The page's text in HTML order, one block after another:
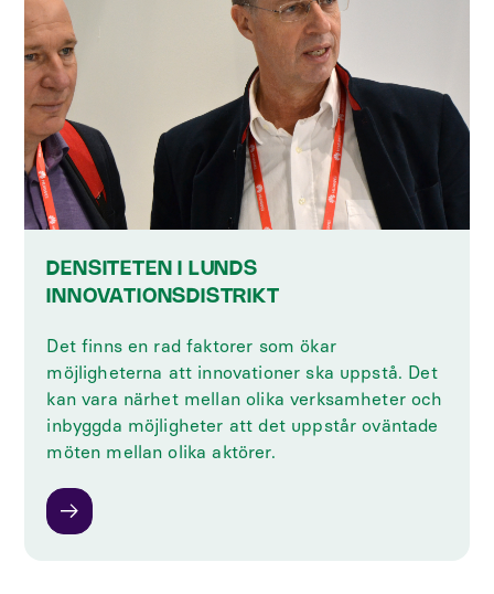
DENSITETEN I LUNDS
INNOVATIONSDISTRIKT
Det finns en rad faktorer som ökar
möjligheterna att innovationer ska uppstå. Det
kan vara närhet mellan olika verksamheter och
inbyggda möjligheter att det uppstår oväntade
möten mellan olika aktörer.